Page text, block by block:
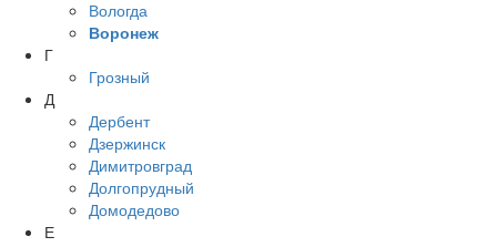
Вологда
Воронеж
Г
Грозный
Д
Дербент
Дзержинск
Димитровград
Долгопрудный
Домодедово
Е